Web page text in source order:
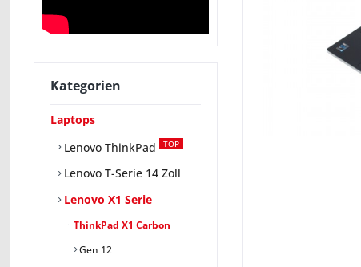
Kategorien
Laptops
Lenovo ThinkPad
TOP
Lenovo T-Serie 14 Zoll
Lenovo X1 Serie
ThinkPad X1 Carbon
Gen 12